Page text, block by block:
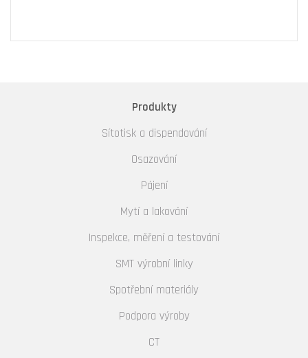
Produkty
Sítotisk a dispendování
Osazování
Pájení
Mytí a lakování
Inspekce, měření a testování
SMT výrobní linky
Spotřební materiály
Podpora výroby
CT